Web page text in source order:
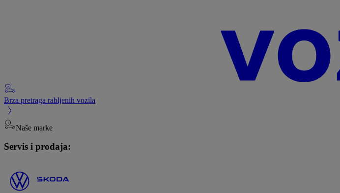
Brza pretraga rabljenih vozila
Naše marke
Servis i prodaja: